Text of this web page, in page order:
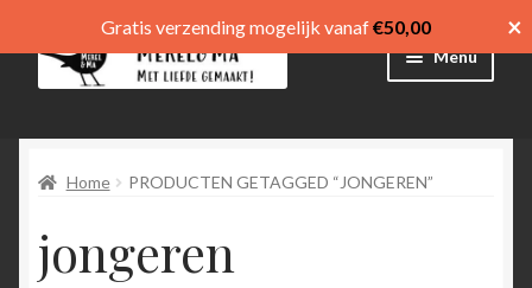
door
navigatie
direct
de
Menu
Afrekenen
Mijn account
Home PRODUCTEN GETAGGED “JONGEREN”
jongeren
Gratis verzending mogelijk vanaf€50,00 ×